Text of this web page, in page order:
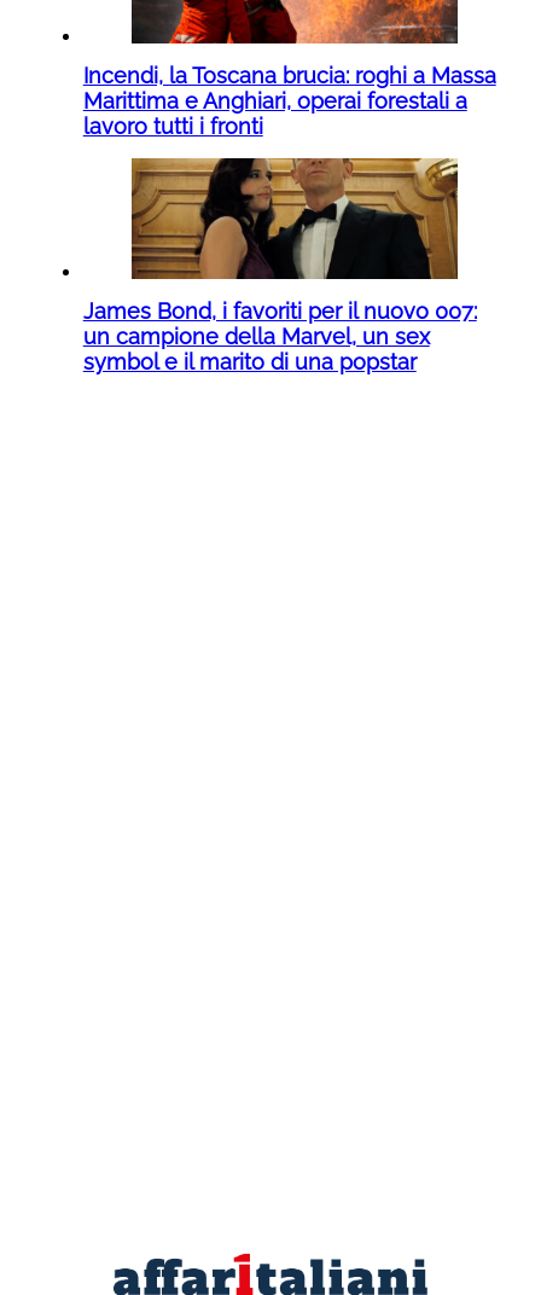
Incendi, la Toscana brucia: roghi a Massa
Marittima e Anghiari, operai forestali a
lavoro tutti i fronti
James Bond, i favoriti per il nuovo 007:
un campione della Marvel, un sex
symbol e il marito di una popstar